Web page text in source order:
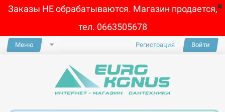
Заказы НЕ обрабатываются. Магазин продается,
тел. 0663505678
Меню Регистрация Войти